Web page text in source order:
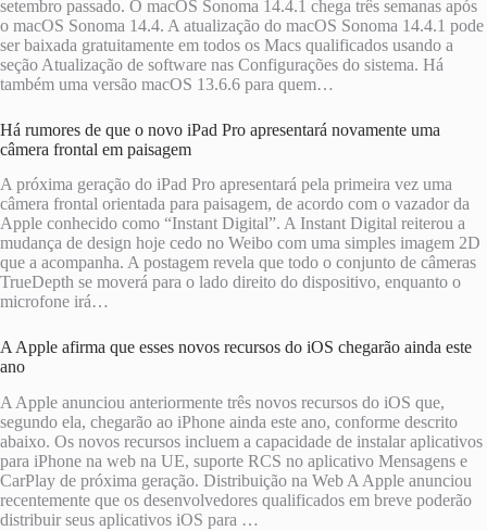
setembro passado. O macOS Sonoma 14.4.1 chega três semanas após
o macOS Sonoma 14.4. A atualização do ‌‌‌‌macOS Sonoma‌‌ 14.4‌.1 pode
ser baixada gratuitamente em todos os Macs qualificados usando a
seção Atualização de software nas Configurações do sistema. Há
também uma versão macOS 13.6.6 para quem…
Há rumores de que o novo iPad Pro apresentará novamente uma
câmera frontal em paisagem
A próxima geração do iPad Pro apresentará pela primeira vez uma
câmera frontal orientada para paisagem, de acordo com o vazador da
Apple conhecido como “Instant Digital”. A Instant Digital reiterou a
mudança de design hoje cedo no Weibo com uma simples imagem 2D
que a acompanha. A postagem revela que todo o conjunto de câmeras
TrueDepth se moverá para o lado direito do dispositivo, enquanto o
microfone irá…
A Apple afirma que esses novos recursos do iOS chegarão ainda este
ano
A Apple anunciou anteriormente três novos recursos do iOS que,
segundo ela, chegarão ao iPhone ainda este ano, conforme descrito
abaixo. Os novos recursos incluem a capacidade de instalar aplicativos
para iPhone na web na UE, suporte RCS no aplicativo Mensagens e
CarPlay de próxima geração. Distribuição na Web A Apple anunciou
recentemente que os desenvolvedores qualificados em breve poderão
distribuir seus aplicativos iOS para …